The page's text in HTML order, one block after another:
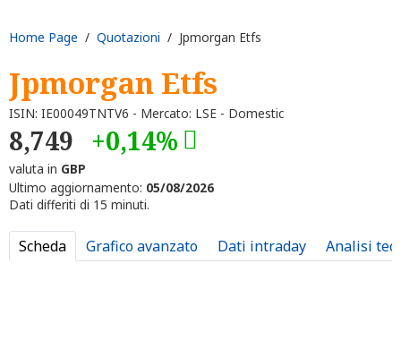
Home Page / Quotazioni / Jpmorgan Etfs
Jpmorgan Etfs
ISIN: IE00049TNTV6 - Mercato: LSE - Domestic
8,749 +0,14%
valuta in GBP
Ultimo aggiornamento: 05/08/2026
Dati differiti di 15 minuti.
Scheda Grafico avanzato Dati intraday Analisi